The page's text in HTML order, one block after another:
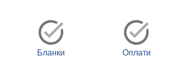
Бланки Оплати